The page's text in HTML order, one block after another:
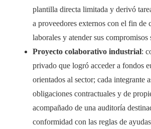
plantilla directa limitada y derivó
a proveedores externos con el fin de
laborales y atender sus compromisos
Proyecto colaborativo industrial:
privado que logró acceder a fondos
orientados al sector; cada integrante
obligaciones contractuales y de
acompañado de una auditoría
conformidad con las reglas de